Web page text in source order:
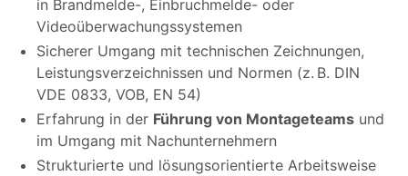
in Brandmelde-, Einbruchmelde- oder
Videoüberwachungssystemen
Sicherer Umgang mit technischen Zeichnungen,
Leistungsverzeichnissen und Normen (z. B. DIN
VDE 0833, VOB, EN 54)
Erfahrung in der Führung von Montageteams und
im Umgang mit Nachunternehmern
Strukturierte und lösungsorientierte Arbeitsweise